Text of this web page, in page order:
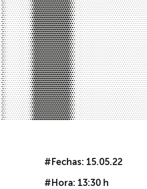
#Fechas: 15.05.22
#Hora: 13:30 h